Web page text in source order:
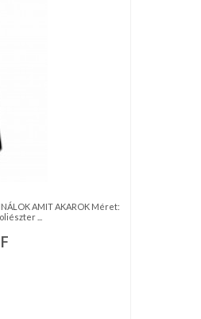
AMIT AKAROK Méret:
...